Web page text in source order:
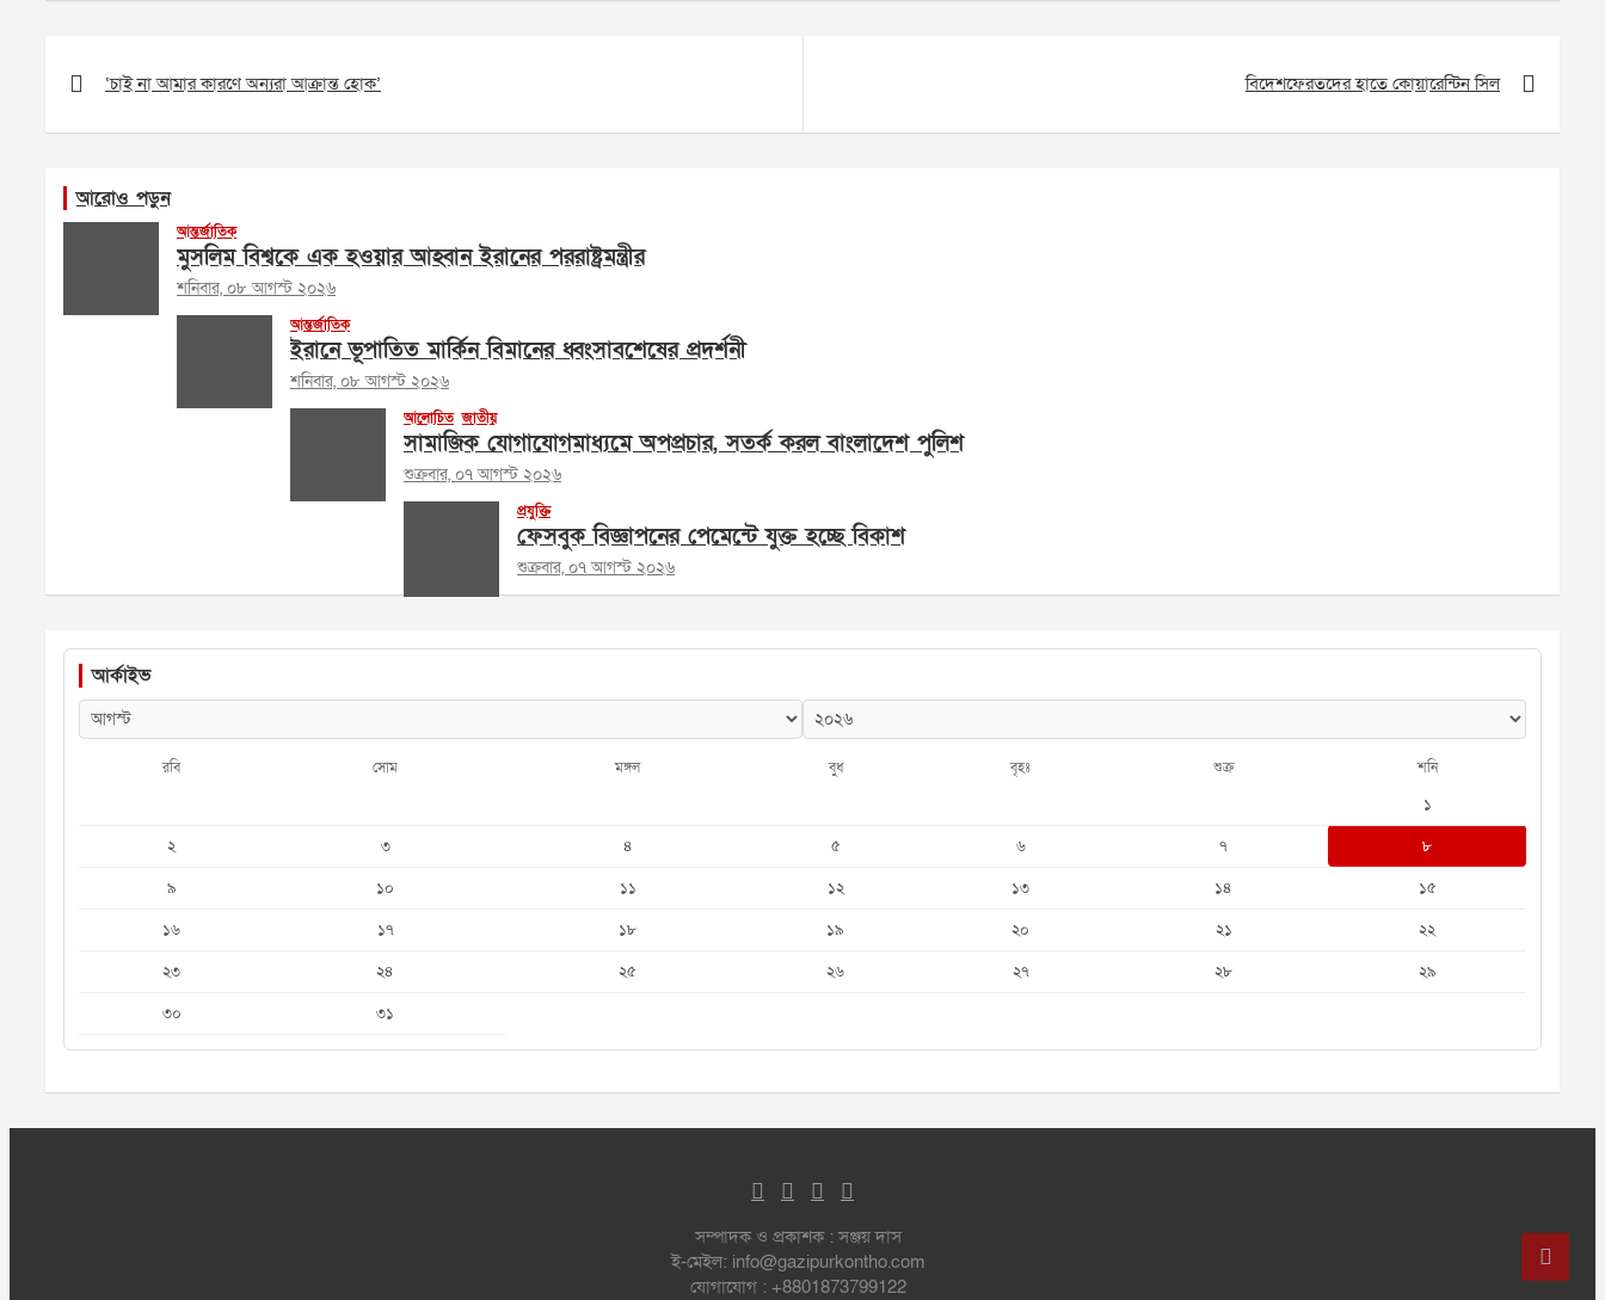
navigation
‘চাই না আমার কারণে অন্যরা আক্রান্ত হোক’ বিদেশফেরতদের হাতে কোয়ারেন্টিন সিল
আরোও পড়ুন
আন্তর্জাতিক
মুসলিম বিশ্বকে এক হওয়ার আহ্বান ইরানের পররাষ্ট্রমন্ত্রীর
শনিবার, ০৮ আগস্ট ২০২৬
আন্তর্জাতিক
ইরানে ভূপাতিত মার্কিন বিমানের ধ্বংসাবশেষের প্রদর্শনী
শনিবার, ০৮ আগস্ট ২০২৬
আলোচিত জাতীয়
সামাজিক যোগাযোগমাধ্যমে অপপ্রচার, সতর্ক করল বাংলাদেশ পুলিশ
শুক্রবার, ০৭ আগস্ট ২০২৬
প্রযুক্তি
ফেসবুক বিজ্ঞাপনের পেমেন্টে যুক্ত হচ্ছে বিকাশ
শুক্রবার, ০৭ আগস্ট ২০২৬
আর্কাইভ
রবি সোম মঙ্গল বুধ বৃহঃ শুক্র শনি
১
২
৩ ৪ ৫ ৬ ৭
৮
৯
১০ ১১ ১২ ১৩ ১৪
১৫
১৬
১৭ ১৮ ১৯ ২০ ২১
২২
২৩
২৪ ২৫ ২৬ ২৭ ২৮
২৯
৩০
৩১
সম্পাদক ও প্রকাশক : সঞ্জয় দাস
ই-মেইল: info@gazipurkontho.com
যোগাযোগ : +8801873799122